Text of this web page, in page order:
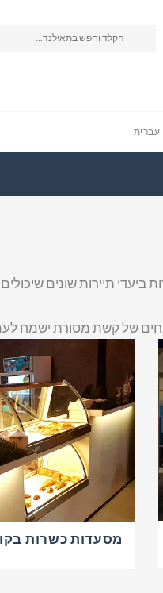
עברית
תיירות שונים
של קשת מסורת ישמח
מסעדות כשרות